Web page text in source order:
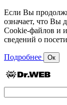
Если Вы
означает, что Вы
Cookie-файлов и
сведений о
Подробнее Ок